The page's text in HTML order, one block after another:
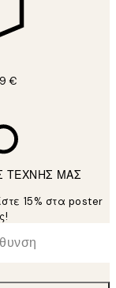
€
ΤΕΧΝΗΣ ΜΑΣ
15% στα poster